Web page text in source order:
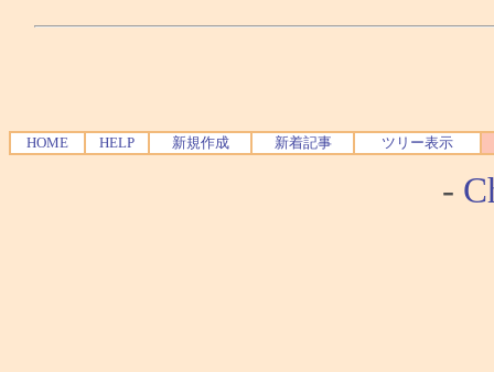
HOME HELP 新規作成 新着記事 ツリー表示
-